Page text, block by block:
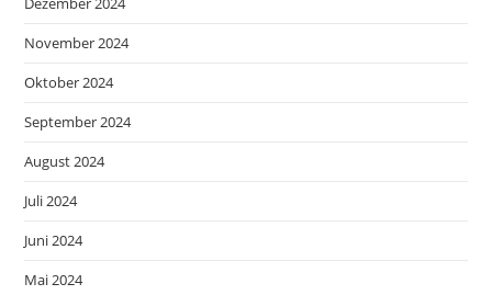
November 2024
Oktober 2024
September 2024
August 2024
Juli 2024
Juni 2024
Mai 2024